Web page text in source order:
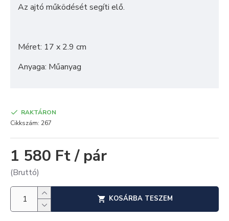
Az ajtó működését segíti elő.
Méret: 17 x 2.9 cm
Anyaga: Műanyag
1 580 Ft / pár
(Bruttó)
RAKTÁRON
Cikkszám: 267
KOSÁRBA TESZEM